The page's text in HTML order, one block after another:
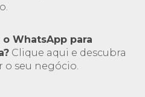
WhatsApp para
Clique aqui e descubra
o seu negócio.